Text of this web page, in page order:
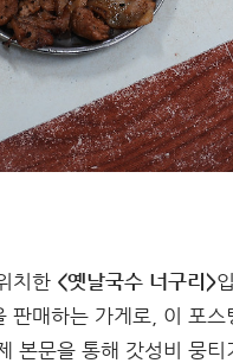
치한 <옛날국수 너구리>
판매하는 가게로, 이 포
본문을 통해 갓성비 뭉